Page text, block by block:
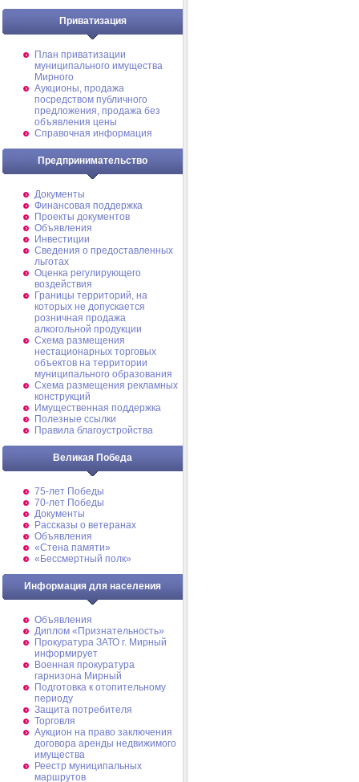
Приватизация
План приватизации
муниципального имущества
Мирного
Аукционы, продажа
посредством публичного
предложения, продажа без
объявления цены
Справочная информация
Предпринимательство
Документы
Финансовая поддержка
Проекты документов
Объявления
Инвестиции
Сведения о предоставленных
льготах
Оценка регулирующего
воздействия
Границы территорий, на
которых не допускается
розничная продажа
алкогольной продукции
Схема размещения
нестационарных торговых
объектов на территории
муниципального образования
Схема размещения рекламных
конструкций
Имущественная поддержка
Полезные ссылки
Правила благоустройства
Великая Победа
75-лет Победы
70-лет Победы
Документы
Рассказы о ветеранах
Объявления
«Стена памяти»
«Бессмертный полк»
Информация для населения
Объявления
Диплом «Признательность»
Прокуратура ЗАТО г. Мирный
информирует
Военная прокуратура
гарнизона Мирный
Подготовка к отопительному
периоду
Защита потребителя
Торговля
Аукцион на право заключения
договора аренды недвижимого
имущества
Реестр муниципальных
маршрутов